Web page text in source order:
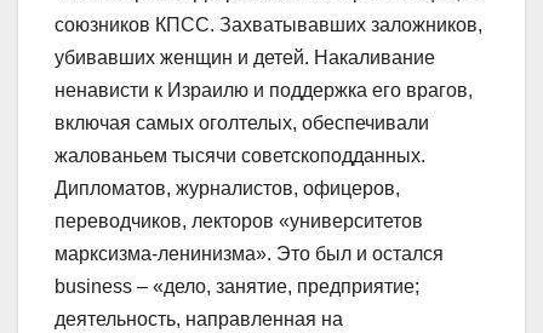
союзников КПСС. Захватывавших заложников,
убивавших женщин и детей. Накаливание
ненависти к Израилю и поддержка его врагов,
включая самых оголтелых, обеспечивали
жалованьем тысячи советскоподданных.
Дипломатов, журналистов, офицеров,
переводчиков, лекторов «университетов
марксизма-ленинизма». Это был и остался
business – «дело, занятие, предприятие;
деятельность, направленная на